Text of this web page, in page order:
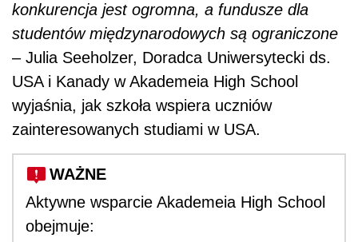
konkurencja jest ogromna, a fundusze dla
studentów międzynarodowych są ograniczone
– Julia Seeholzer, Doradca Uniwersytecki ds.
USA i Kanady w Akademeia High School
wyjaśnia, jak szkoła wspiera uczniów
zainteresowanych studiami w USA.
WAŻNE
Aktywne wsparcie Akademeia High School
obejmuje: